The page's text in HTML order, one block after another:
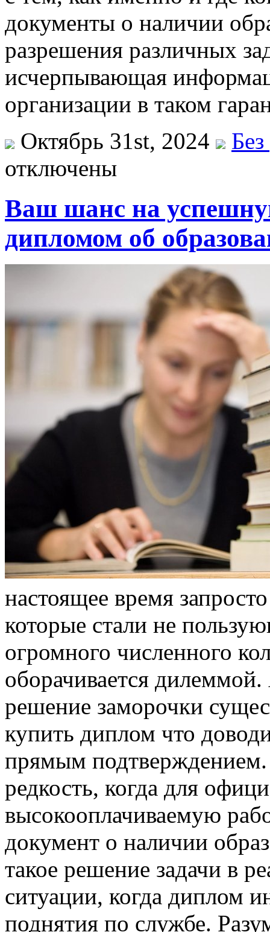
документы о наличии
разрешения различных
исчерпывающая
организации в таком
Октябрь 31st, 2024
отключены
Ваш шанс на
дипломом об
настоящее время
которые стали не
огромного численного
оборачивается
решение заморочки
купить диплом что
прямым подтверждением.
редкость, когда для
высокооплачиваемую
документ о наличии
такое решение задачи в
ситуации, когда диплом
поднятия по службе.